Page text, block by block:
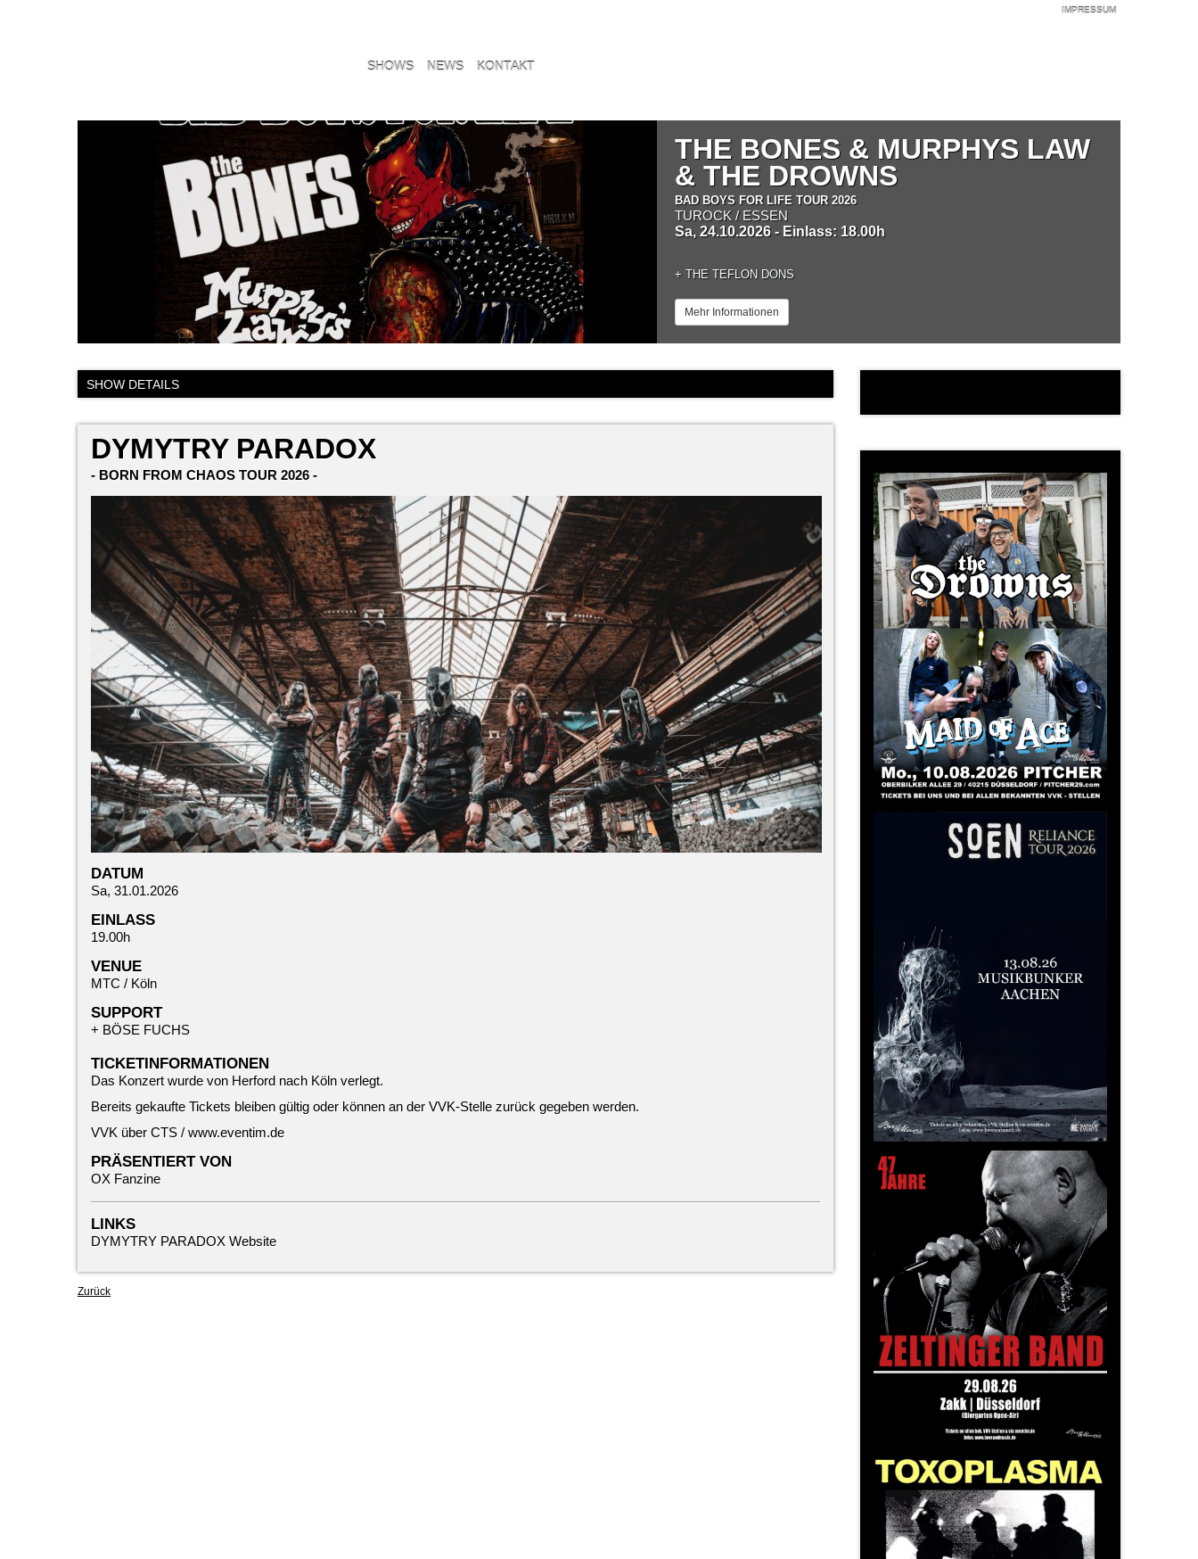
SHOWS NEWS KONTAKT
IMPRESSUM
THE BONES & MURPHYS LAW
& THE DROWNS
BAD BOYS FOR LIFE TOUR 2026
TUROCK / ESSEN
Sa, 24.10.2026 - Einlass: 18.00h
+ THE TEFLON DONS
Mehr Informationen
SHOW DETAILS
DYMYTRY PARADOX
- BORN FROM CHAOS TOUR 2026 -
DATUM
Sa, 31.01.2026
EINLASS
19.00h
VENUE
MTC / Köln
SUPPORT
+ BÖSE FUCHS
TICKETINFORMATIONEN
Das Konzert wurde von Herford nach Köln verlegt.
Bereits gekaufte Tickets bleiben gültig oder können an der VVK-Stelle zurück gegeben werden.
VVK über CTS / www.eventim.de
PRÄSENTIERT VON
OX Fanzine
LINKS
DYMYTRY PARADOX Website
Zurück